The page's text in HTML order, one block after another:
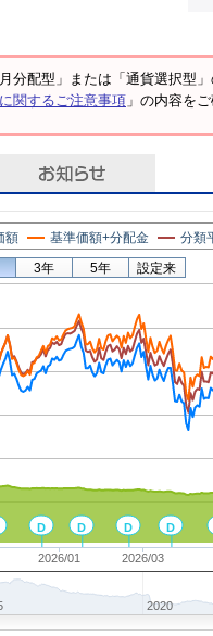
分配型」または「通貨選択型
関するご注意事項 」の内容を
D
D
D
D
額 基準価額+分配金 分類
2026/01 2026/03
2020
3年 5年 設定来